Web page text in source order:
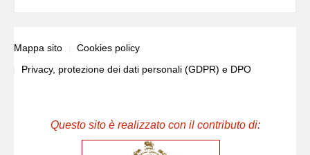
Mappa sito
Cookies policy
Privacy, protezione dei dati personali (GDPR) e DPO
Questo sito è realizzato con il contributo di: